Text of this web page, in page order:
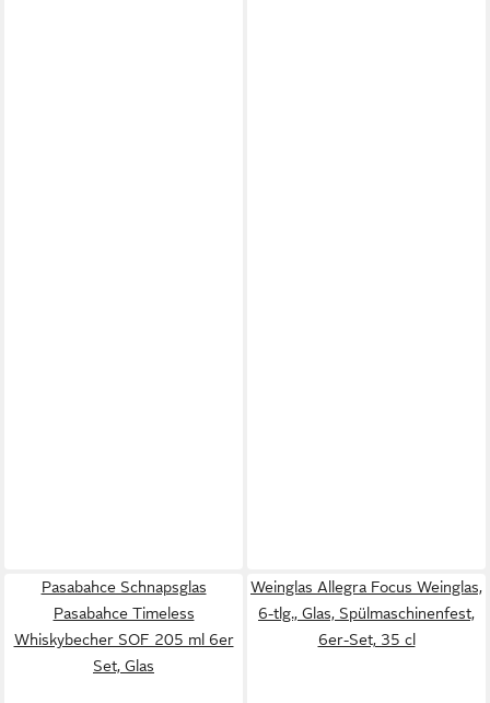
Pasabahce Schnapsglas
Pasabahce Timeless
Whiskybecher SOF 205 ml 6er
Set, Glas
Weinglas Allegra Focus Weinglas,
6-tlg., Glas, Spülmaschinenfest,
6er-Set, 35 cl